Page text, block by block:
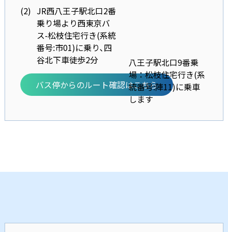
(2) JR西八王子駅北口2番
乗り場より西東京バ
ス-松枝住宅行き(系統
番号:市01)に乗り､四
谷北下車徒歩2分
バス停からのルート確認はこちら
八王子駅北口9番乗
場：松枝住宅行き(系
統番号:陣11)に乗車
します